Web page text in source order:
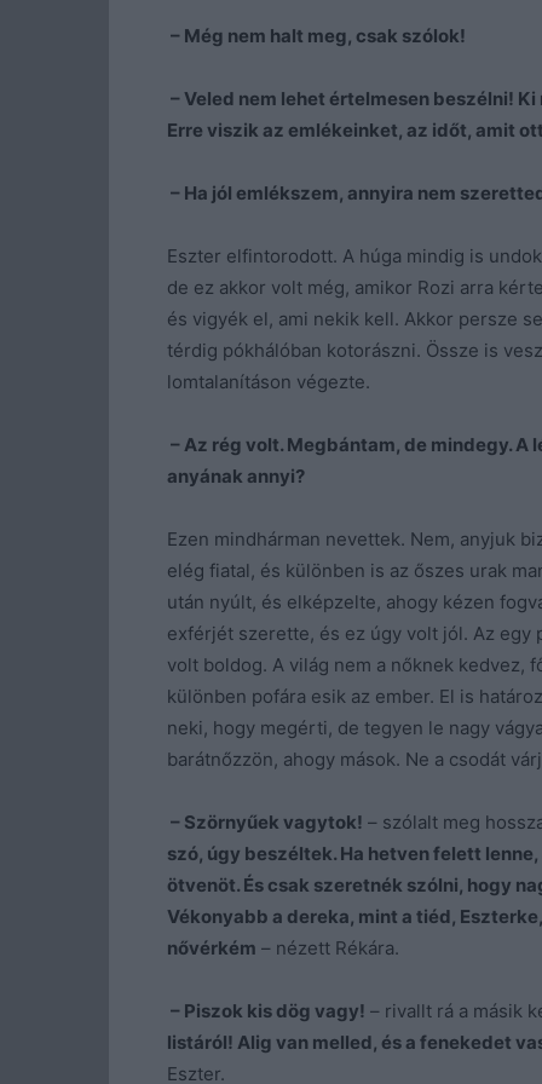
– Még nem halt meg, csak szólok!
– Veled nem lehet értelmesen beszélni!
Erre viszik az emlékeinket, az időt, amit
– Ha jól emlékszem, annyira nem
Eszter elfintorodott. A húga mindig is
de ez akkor volt még, amikor Rozi arra
és vigyék el, ami nekik kell. Akkor persze
térdig pókhálóban kotorászni. Össze is
lomtalanításon végezte.
– Az rég volt. Megbántam, de mindegy. A
anyának annyi?
Ezen mindhárman nevettek. Nem, anyjuk
elég fiatal, és különben is az őszes urak
után nyúlt, és elképzelte, ahogy kézen
exférjét szerette, és ez úgy volt jól. Az egy
volt boldog. A világ nem a nőknek kedvez,
különben pofára esik az ember. El is
neki, hogy megérti, de tegyen le nagy
barátnőzzön, ahogy mások. Ne a csodát
– Szörnyűek vagytok! – szólalt meg
szó, úgy beszéltek. Ha hetven felett
ötvenöt. És csak szeretnék szólni, hogy
Vékonyabb a dereka, mint a tiéd,
nővérkém – nézett Rékára.
– Piszok kis dög vagy! – rivallt rá a másik
listáról! Alig van melled, és a fenekedet
Eszter.